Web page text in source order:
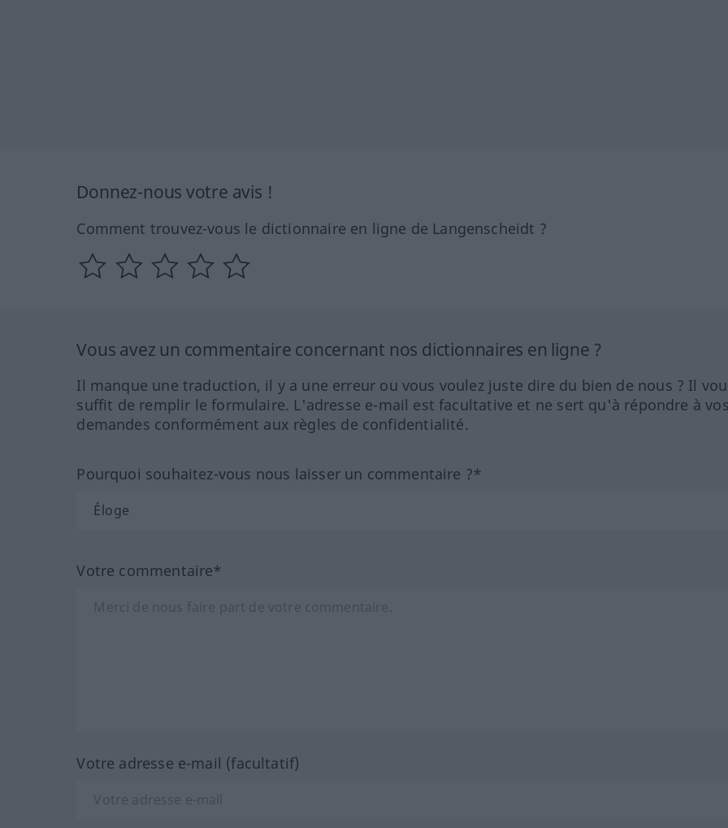
Donnez-nous votre avis !
Comment trouvez-vous le dictionnaire en ligne de Langenscheidt ?
Vous avez un commentaire concernant nos dictionnaires en ligne ?
Il manque une traduction, il y a une erreur ou vous voulez juste dire du bien de nous ? Il
suffit de remplir le formulaire. L'adresse e-mail est facultative et ne sert qu'à répondre à
demandes conformément aux règles de confidentialité.
Pourquoi souhaitez-vous nous laisser un commentaire ?*
Votre commentaire*
Votre adresse e-mail (facultatif)